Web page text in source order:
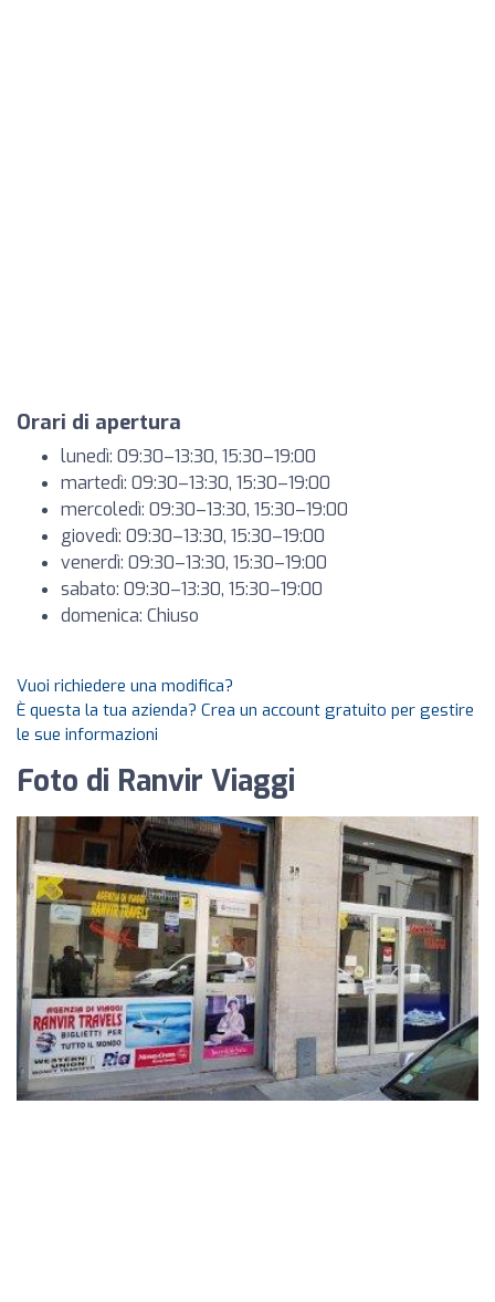
Orari di apertura
lunedì: 09:30–13:30, 15:30–19:00
martedì: 09:30–13:30, 15:30–19:00
mercoledì: 09:30–13:30, 15:30–19:00
giovedì: 09:30–13:30, 15:30–19:00
venerdì: 09:30–13:30, 15:30–19:00
sabato: 09:30–13:30, 15:30–19:00
domenica: Chiuso
Vuoi richiedere una modifica?
È questa la tua azienda? Crea un account gratuito per gestire
le sue informazioni
Foto di Ranvir Viaggi